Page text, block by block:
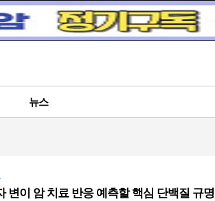
뉴스
변이 암 치료 반응 예측할 핵심 단백질 규명